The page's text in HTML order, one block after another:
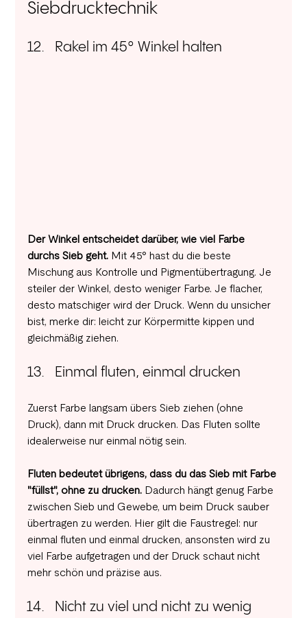
Siebdrucktechnik
Rakel im 45° Winkel halten
Der Winkel entscheidet darüber, wie viel Farbe
durchs Sieb geht. Mit 45° hast du die beste
Mischung aus Kontrolle und Pigmentübertragung. Je
steiler der Winkel, desto weniger Farbe. Je flacher,
desto matschiger wird der Druck. Wenn du unsicher
bist, merke dir: leicht zur Körpermitte kippen und
gleichmäßig ziehen.
Einmal fluten, einmal drucken
Zuerst Farbe langsam übers Sieb ziehen (ohne
Druck), dann mit Druck drucken. Das Fluten sollte
idealerweise nur einmal nötig sein.
Fluten bedeutet übrigens, dass du das Sieb mit Farbe
"füllst", ohne zu drucken. Dadurch hängt genug Farbe
zwischen Sieb und Gewebe, um beim Druck sauber
übertragen zu werden. Hier gilt die Faustregel: nur
einmal fluten und einmal drucken, ansonsten wird zu
viel Farbe aufgetragen und der Druck schaut nicht
mehr schön und präzise aus.
Nicht zu viel und nicht zu wenig